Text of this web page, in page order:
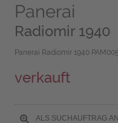
Panerai
Radiomir 1940
Panerai Radiomir 1940
verkauft
ALS SUCHAUFTRAG